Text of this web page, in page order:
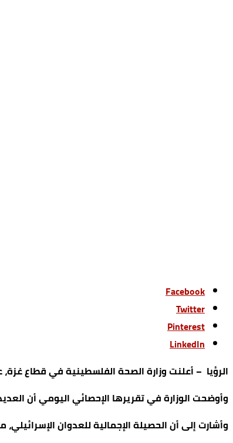
Facebook
Twitter
Pinterest
LinkedIn
الرؤيا – أعلنت وزارة الصحة الفلسطينية في قطاع غزة، عن استشهاد 70 فلسطينيا وإصابة 125 آخرين، منذ فجر اليوم الأربعاء، نتيجة للمجازر التي ترتكبها
وأوضحت الوزارة في تقريرها الإحصائي اليومي أن
وأشارت إلى أن الحصيلة الإجمالية للعدوان الإسرائيلي، منذ 7 تشرين الأول 2023، ارتفعت إلى 52928 شهيدا و119846